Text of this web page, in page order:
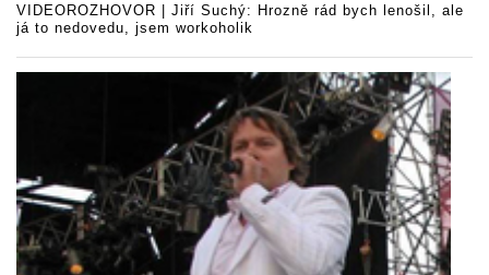
VIDEOROZHOVOR | Jiří Suchý: Hrozně rád bych lenošil, ale
já to nedovedu, jsem workoholik